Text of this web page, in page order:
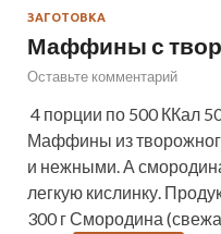
ЗАГОТОВКА
Маффины с
Оставьте комментарий
4 порции по 500 ККал
Маффины из
и нежными. А
легкую кислинку.
300 г Смородина